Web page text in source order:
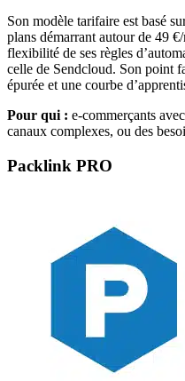
Son modèle tarifaire est basé
plans démarrant autour de 49
flexibilité de ses règles
celle de Sendcloud. Son point
épurée et une courbe
Pour qui : e-commerçants
canaux complexes, ou des
Packlink PRO